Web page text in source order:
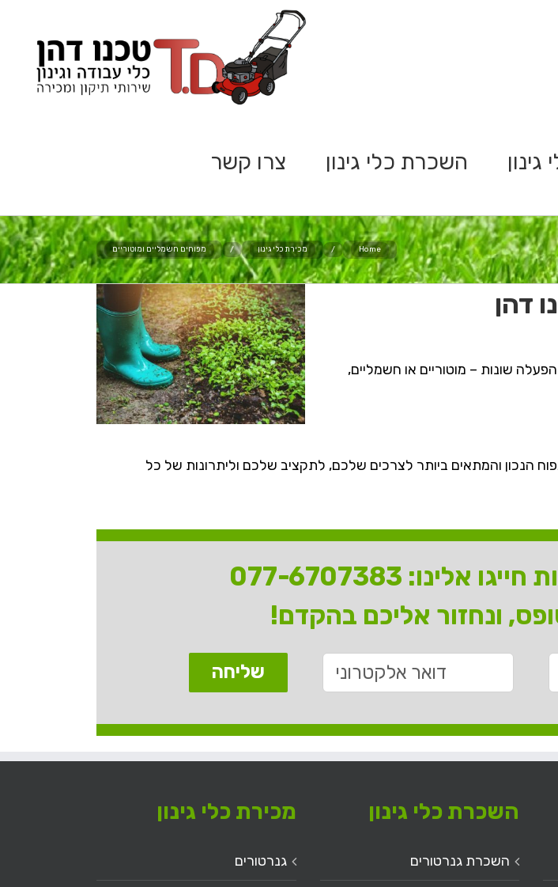
השכרת כלי גינון צרו קשר
Home
/ מכירת כלי גינון / מפוחים חשמליים ומוטוריים
דהן
שונות – מוטוריים או חשמליים,
הנכון והמתאים ביותר לצרכים שלכם, לתקציב שלכם וליתרונות של כל
חייגו אלינו: 077-6707383
ונחזור אליכם בהקדם!
השכרת כלי גינון
השכרת גנרטורים
מכירת כלי גינון
גנרטורים